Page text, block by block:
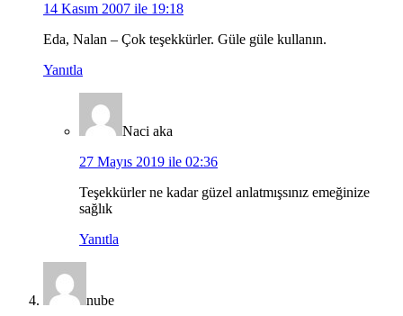
14 Kasım 2007 ile 19:18
Eda, Nalan – Çok teşekkürler. Güle güle kullanın.
Yanıtla
Naci aka
27 Mayıs 2019 ile 02:36
Teşekkürler ne kadar güzel anlatmışsınız emeğinize
sağlık
Yanıtla
nube